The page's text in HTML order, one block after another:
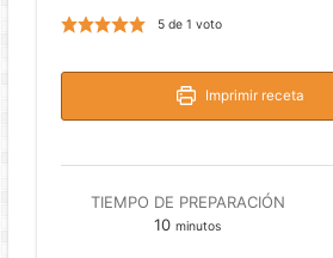
5de 1 voto
Imprimir receta
TIEMPO DE PREPARACIÓN
10minutos
minutos